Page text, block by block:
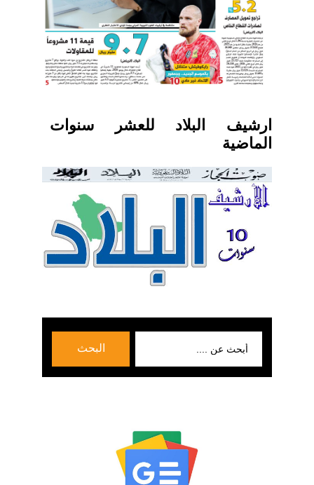
ارشيف البلاد للعشر سنوات
الماضية
البحث